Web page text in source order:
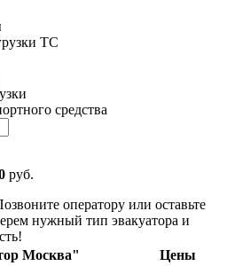
ТС
средства
руб.
оператору или оставьте
нужный тип эвакуатора и
Москва"
Цены